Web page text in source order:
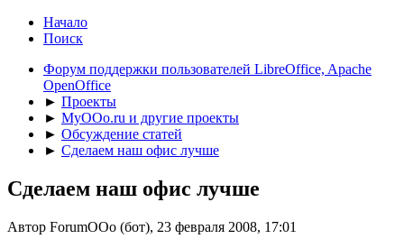
Начало
Поиск
Форум поддержки пользователей LibreOffice, Apache
OpenOffice
► Проекты
► MyOOo.ru и другие проекты
► Обсуждение статей
► Сделаем наш офис лучше
Сделаем наш офис лучше
Автор ForumOOo (бот), 23 февраля 2008, 17:01